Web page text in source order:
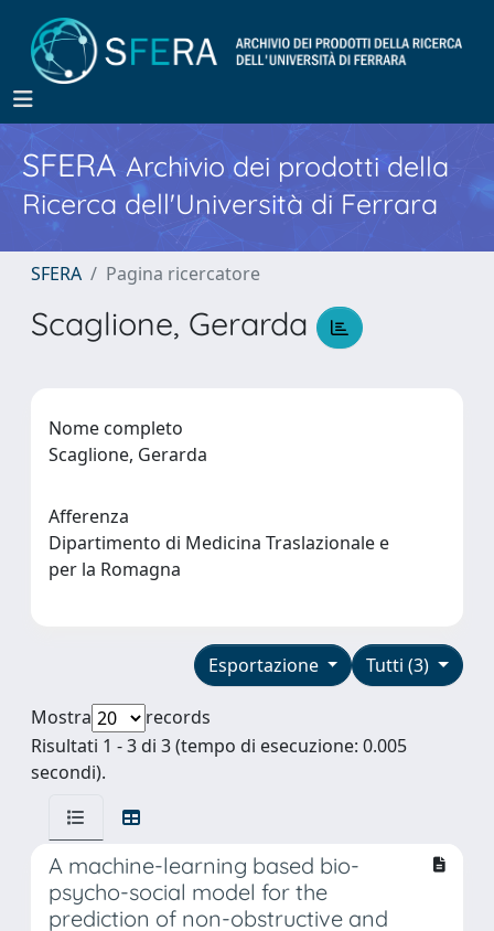
SFERA Archivio dei prodotti della
Ricerca dell'Università di Ferrara
SFERA Pagina ricercatore
Scaglione, Gerarda
Nome completo
Scaglione, Gerarda
Afferenza
Dipartimento di Medicina Traslazionale e
per la Romagna
Tutti (3)
Esportazione
Mostra
records
Risultati 1 - 3 di 3 (tempo di esecuzione: 0.005
secondi).
A machine-learning based bio-
psycho-social model for the
prediction of non-obstructive and